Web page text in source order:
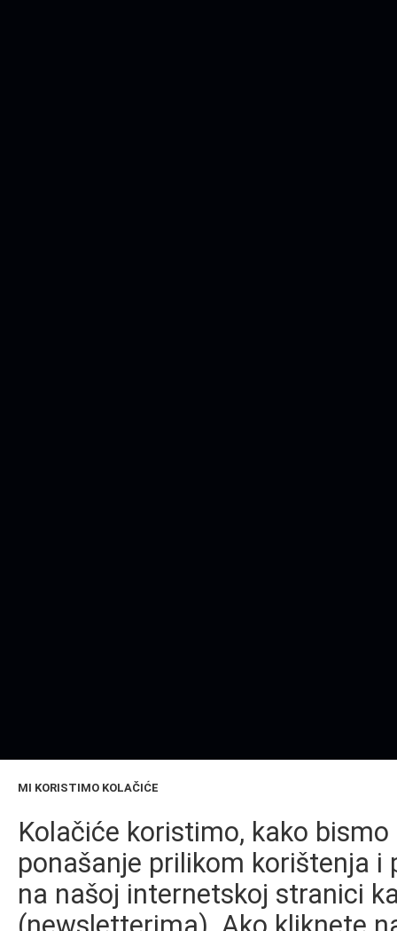
MI KORISTIMO KOLAČIĆE
Kolačiće koristimo, kako
ponašanje prilikom korištenja
na našoj internetskoj stranici